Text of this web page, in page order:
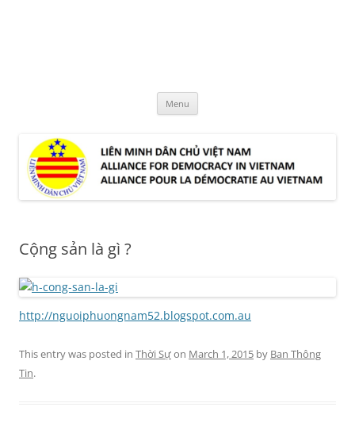
Menu
Cộng sản là gì ?
http://nguoiphuongnam52.blogspot.com.au
This entry was posted in Thời Sựon March 1, 2015 by Ban Thông
Tin.